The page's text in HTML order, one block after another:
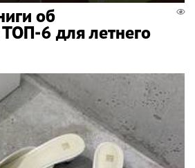
об
6 для летнего